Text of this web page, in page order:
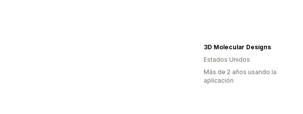
3D Molecular Designs
Estados Unidos
Más de 2 años usando la
aplicación